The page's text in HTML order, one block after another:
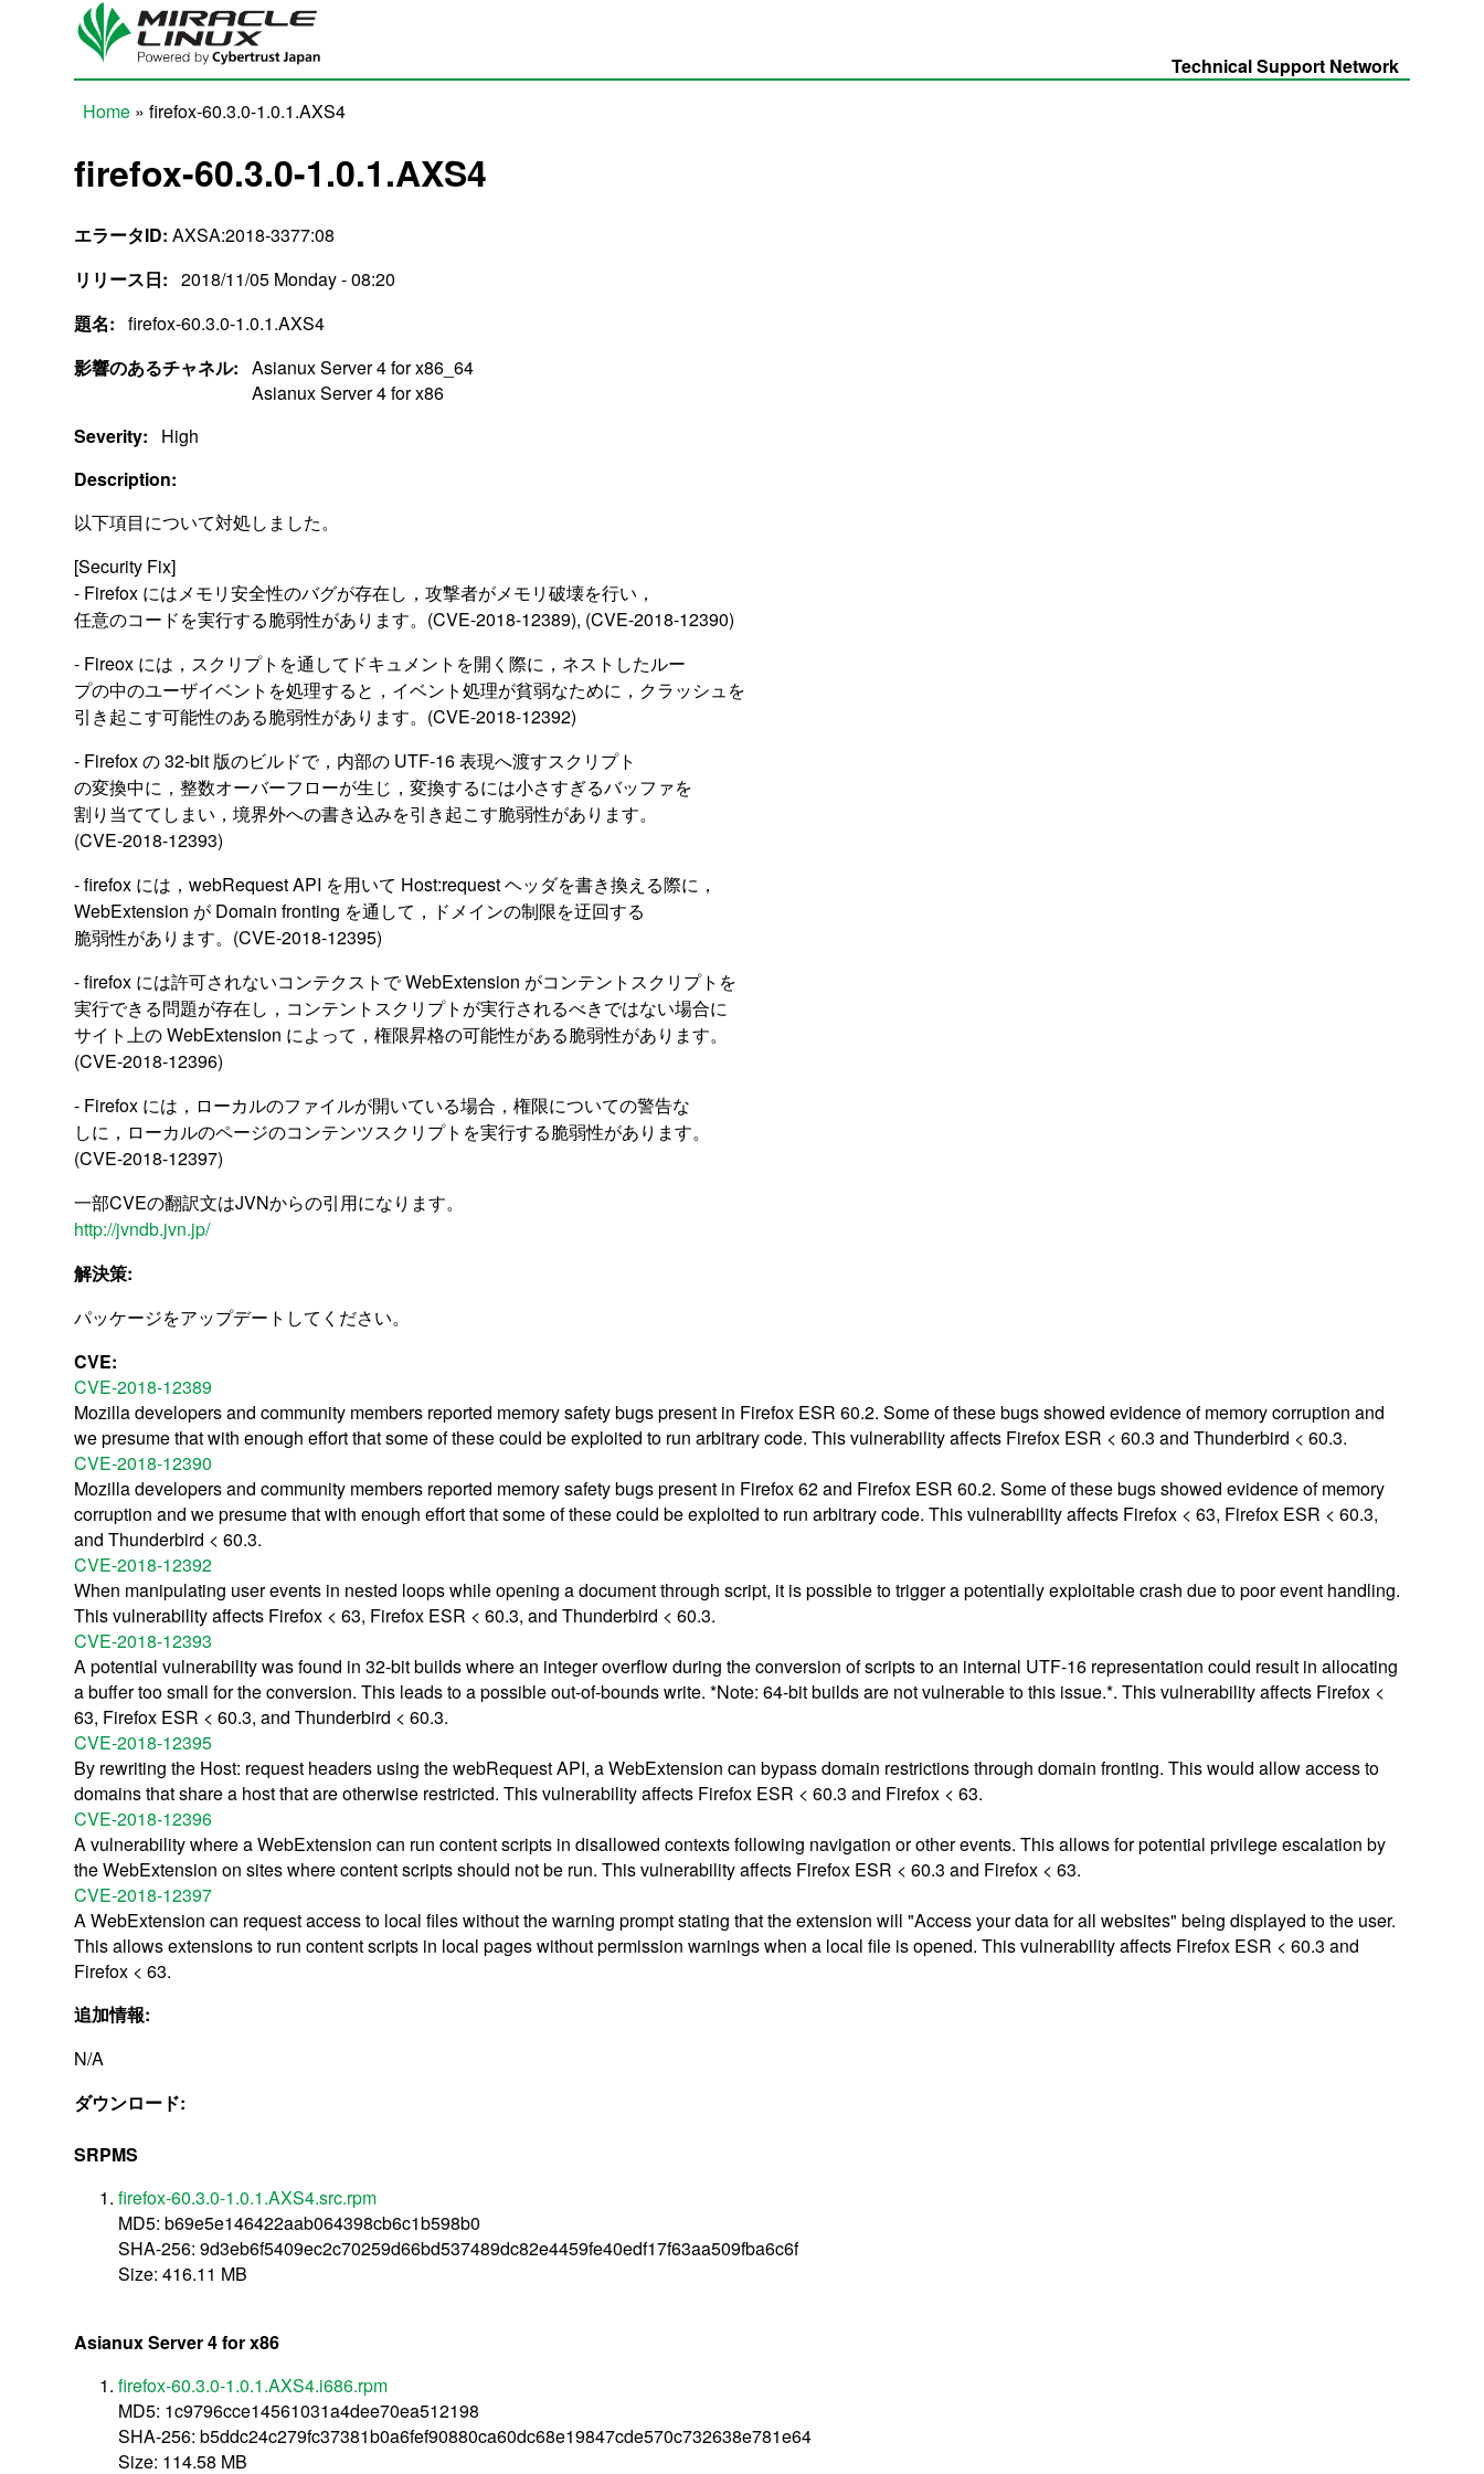
Skip to main content
Technical Support Network
Home » firefox-60.3.0-1.0.1.AXS4
firefox-60.3.0-1.0.1.AXS4
エラータID: AXSA:2018-3377:08
リリース日: 2018/11/05 Monday - 08:20
題名: firefox-60.3.0-1.0.1.AXS4
影響のあるチャネル: Asianux Server 4 for x86_64
Asianux Server 4 for x86
Severity:
High
Description:
以下項目について対処しました。
[Security Fix]
- Firefox にはメモリ安全性のバグが存在し，攻撃者がメモリ破壊を行い，
任意のコードを実行する脆弱性があります。(CVE-2018-12389), (CVE-2018-12390)
- Fireox には，スクリプトを通してドキュメントを開く際に，ネストしたルー
プの中のユーザイベントを処理すると，イベント処理が貧弱なために，クラッシュを
引き起こす可能性のある脆弱性があります。(CVE-2018-12392)
- Firefox の 32-bit 版のビルドで，内部の UTF-16 表現へ渡すスクリプト
の変換中に，整数オーバーフローが生じ，変換するには小さすぎるバッファを
割り当ててしまい，境界外への書き込みを引き起こす脆弱性があります。
(CVE-2018-12393)
- firefox には，webRequest API を用いて Host:request ヘッダを書き換える際に，
WebExtension が Domain fronting を通して，ドメインの制限を迂回する
脆弱性があります。(CVE-2018-12395)
- firefox には許可されないコンテクストで WebExtension がコンテントスクリプトを
実行できる問題が存在し，コンテントスクリプトが実行されるべきではない場合に
サイト上の WebExtension によって，権限昇格の可能性がある脆弱性があります。
(CVE-2018-12396)
- Firefox には，ローカルのファイルが開いている場合，権限についての警告な
しに，ローカルのページのコンテンツスクリプトを実行する脆弱性があります。
(CVE-2018-12397)
一部CVEの翻訳文はJVNからの引用になります。
http://jvndb.jvn.jp/
解決策:
パッケージをアップデートしてください。
CVE:
CVE-2018-12389
Mozilla developers and community members reported memory safety bugs present in Firefox ESR 60.2. Some of these bugs showed evidence of memory corruption and
we presume that with enough effort that some of these could be exploited to run arbitrary code. This vulnerability affects Firefox ESR < 60.3 and Thunderbird < 60.3.
CVE-2018-12390
Mozilla developers and community members reported memory safety bugs present in Firefox 62 and Firefox ESR 60.2. Some of these bugs showed evidence of memory
corruption and we presume that with enough effort that some of these could be exploited to run arbitrary code. This vulnerability affects Firefox < 63, Firefox ESR < 60.3,
and Thunderbird < 60.3.
CVE-2018-12392
When manipulating user events in nested loops while opening a document through script, it is possible to trigger a potentially exploitable crash due to poor event handling.
This vulnerability affects Firefox < 63, Firefox ESR < 60.3, and Thunderbird < 60.3.
CVE-2018-12393
A potential vulnerability was found in 32-bit builds where an integer overflow during the conversion of scripts to an internal UTF-16 representation could result in allocating
a buffer too small for the conversion. This leads to a possible out-of-bounds write. *Note: 64-bit builds are not vulnerable to this issue.*. This vulnerability affects Firefox <
63, Firefox ESR < 60.3, and Thunderbird < 60.3.
CVE-2018-12395
By rewriting the Host: request headers using the webRequest API, a WebExtension can bypass domain restrictions through domain fronting. This would allow access to
domains that share a host that are otherwise restricted. This vulnerability affects Firefox ESR < 60.3 and Firefox < 63.
CVE-2018-12396
A vulnerability where a WebExtension can run content scripts in disallowed contexts following navigation or other events. This allows for potential privilege escalation by
the WebExtension on sites where content scripts should not be run. This vulnerability affects Firefox ESR < 60.3 and Firefox < 63.
CVE-2018-12397
A WebExtension can request access to local files without the warning prompt stating that the extension will "Access your data for all websites" being displayed to the user.
This allows extensions to run content scripts in local pages without permission warnings when a local file is opened. This vulnerability affects Firefox ESR < 60.3 and
Firefox < 63.
追加情報:
N/A
ダウンロード:
SRPMS
firefox-60.3.0-1.0.1.AXS4.src.rpm
MD5: b69e5e146422aab064398cb6c1b598b0
SHA-256: 9d3eb6f5409ec2c70259d66bd537489dc82e4459fe40edf17f63aa509fba6c6f
Size: 416.11 MB
Asianux Server 4 for x86
firefox-60.3.0-1.0.1.AXS4.i686.rpm
MD5: 1c9796cce14561031a4dee70ea512198
SHA-256: b5ddc24c279fc37381b0a6fef90880ca60dc68e19847cde570c732638e781e64
Size: 114.58 MB